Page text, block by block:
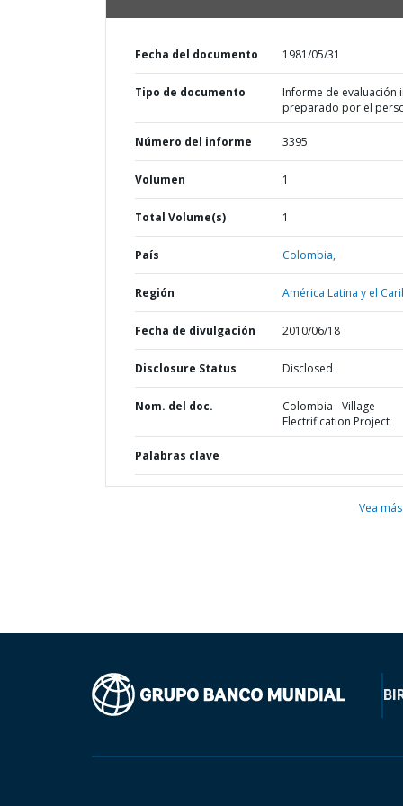
Fecha del documento 1981/05/31
Tipo de documento
Informe de evaluación
preparado por el
Número del informe 3395
Volumen 1
Total Volume(s) 1
País Colombia,
Región América Latina y el
Fecha de divulgación 2010/06/18
Disclosure Status Disclosed
Nom. del doc.
Colombia - Village
Electrification Project
Palabras clave
Vea más